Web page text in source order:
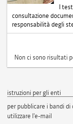
I
consultazione
responsabilità degli
Non ci sono risultati
istruzioni per gli enti
per pubblicare i bandi
utilizzare l'e-mail